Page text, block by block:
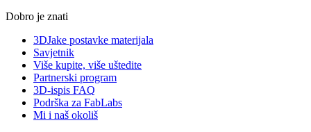
Dobro je znati
3DJake postavke materijala
Savjetnik
Više kupite, više uštedite
Partnerski program
3D-ispis FAQ
Podrška za FabLabs
Mi i naš okoliš